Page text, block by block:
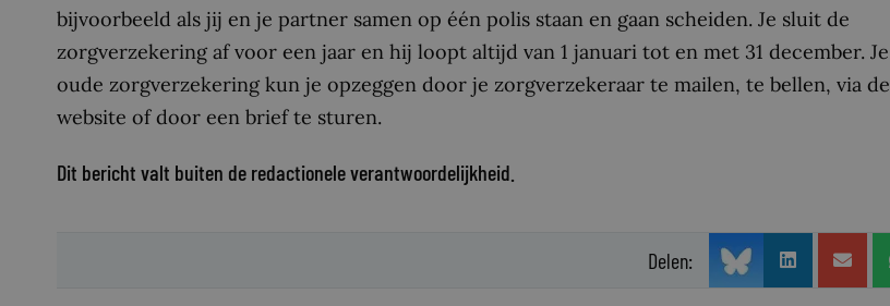
bijvoorbeeld als jij en je partner samen op één polis staan en gaan scheiden. Je sluit de
zorgverzekering af voor een jaar en hij loopt altijd van 1 januari tot en met 31 december. Je
oude zorgverzekering kun je opzeggen door je zorgverzekeraar te mailen, te bellen, via de
website of door een brief te sturen.
Dit bericht valt buiten de redactionele verantwoordelijkheid.
Delen: